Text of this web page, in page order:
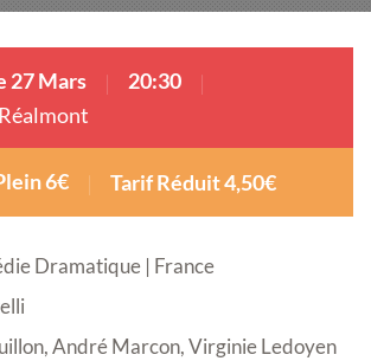
27 Mars
20:30
6€ Tarif Réduit 4,50€
Dramatique | France
André Marcon, Virginie Ledoyen